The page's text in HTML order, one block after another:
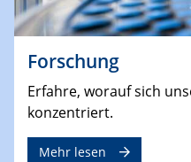
Forschung
Erfahre, worauf sich
konzentriert.
Mehr lesen